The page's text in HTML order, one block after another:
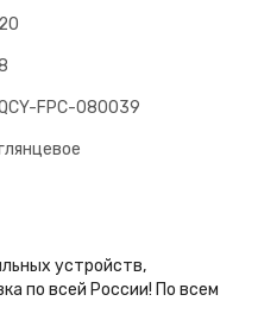
20
FPC-080039
устройств,
по всей России! По всем